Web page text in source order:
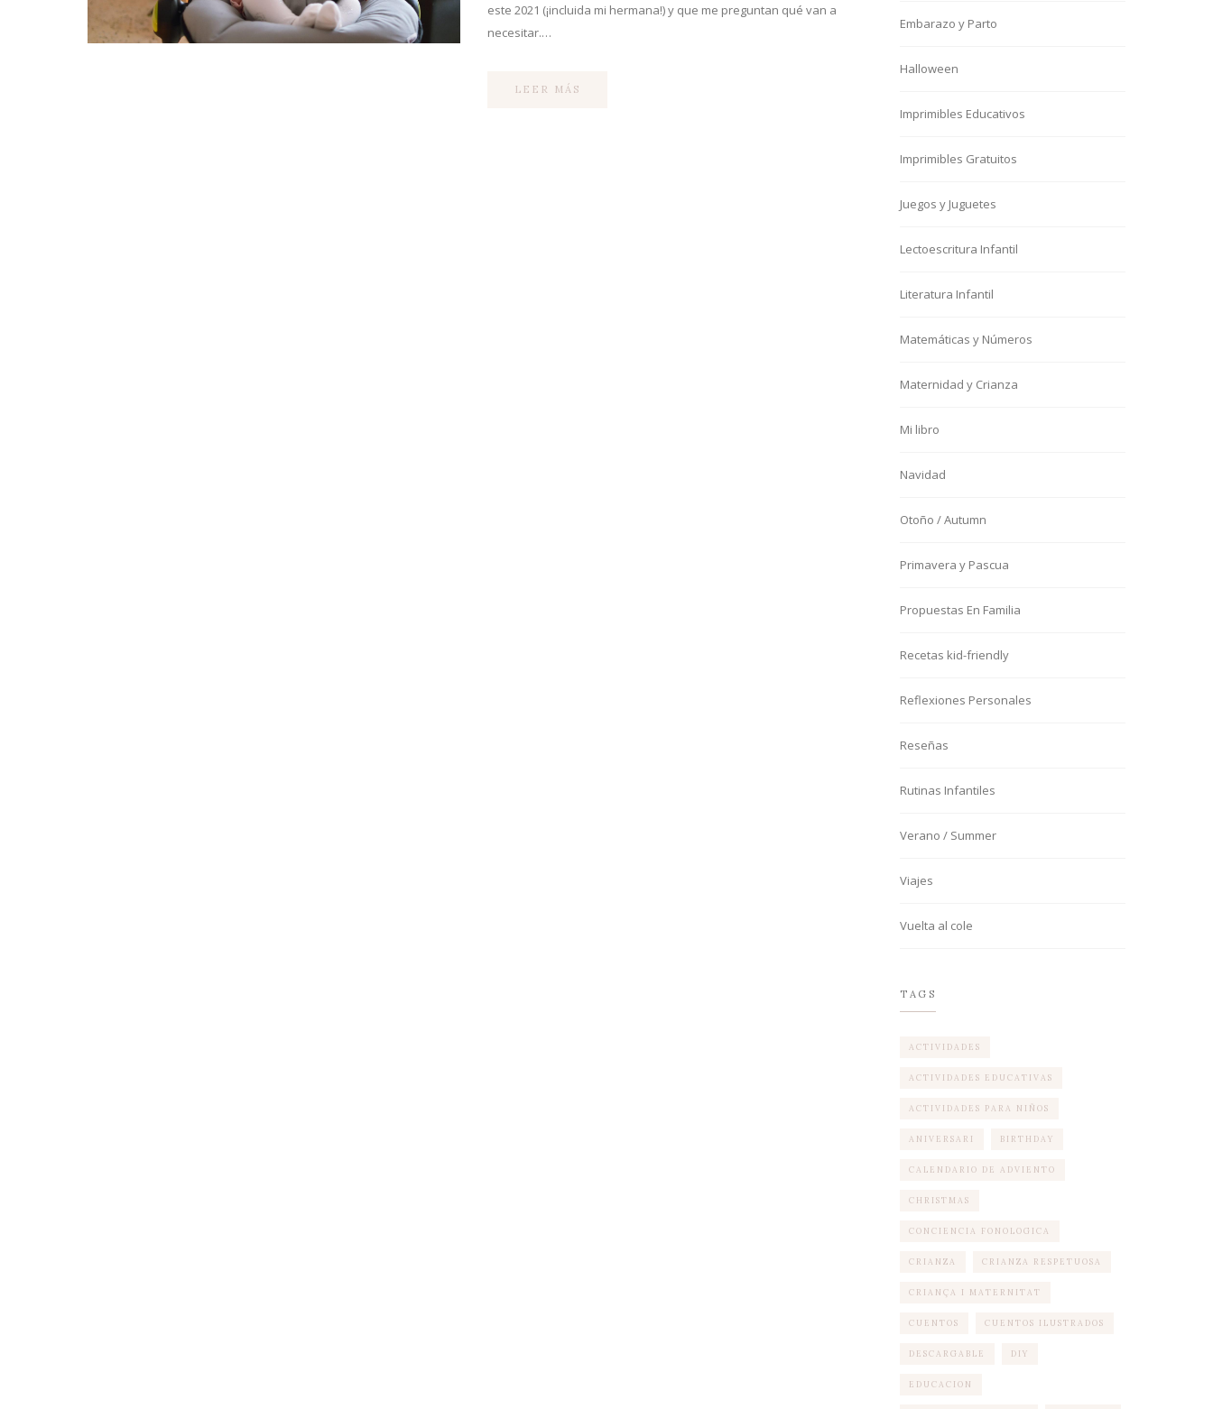
este 2021 (¡incluida mi hermana!) y que me preguntan qué van a
necesitar.…
LEER MÁS
Embarazo y Parto
Halloween
Imprimibles Educativos
Imprimibles Gratuitos
Juegos y Juguetes
Lectoescritura Infantil
Literatura Infantil
Matemáticas y Números
Maternidad y Crianza
Mi libro
Navidad
Otoño / Autumn
Primavera y Pascua
Propuestas En Familia
Recetas kid-friendly
Reflexiones Personales
Reseñas
Rutinas Infantiles
Verano / Summer
Viajes
Vuelta al cole
TAGS
ACTIVIDADES
ACTIVIDADES EDUCATIVAS
ACTIVIDADES PARA NIÑOS
ANIVERSARI BIRTHDAY
CALENDARIO DE ADVIENTO
CHRISTMAS
CONCIENCIA FONOLOGICA
CRIANZA CRIANZA RESPETUOSA
CRIANÇA I MATERNITAT
CUENTOS CUENTOS ILUSTRADOS
DESCARGABLE DIY
EDUCACION